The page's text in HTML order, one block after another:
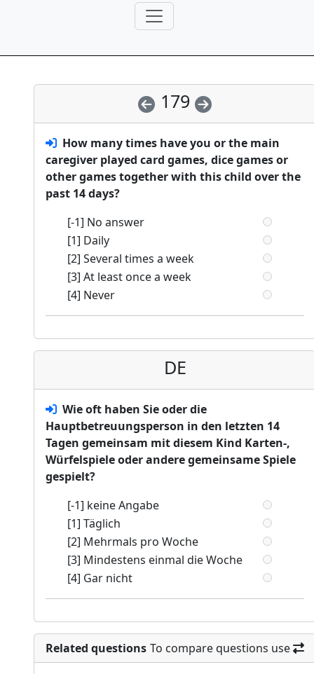
179
How many times have you or the main
caregiver played card games, dice games or
other games together with this child over the
past 14 days?
[-1] No answer
[1] Daily
[2] Several times a week
[3] At least once a week
[4] Never
DE
Wie oft haben Sie oder die
Hauptbetreuungsperson in den letzten 14
Tagen gemeinsam mit diesem Kind Karten-,
Würfelspiele oder andere gemeinsame Spiele
gespielt?
[-1] keine Angabe
[1] Täglich
[2] Mehrmals pro Woche
[3] Mindestens einmal die Woche
[4] Gar nicht
Related questions To compare questions use